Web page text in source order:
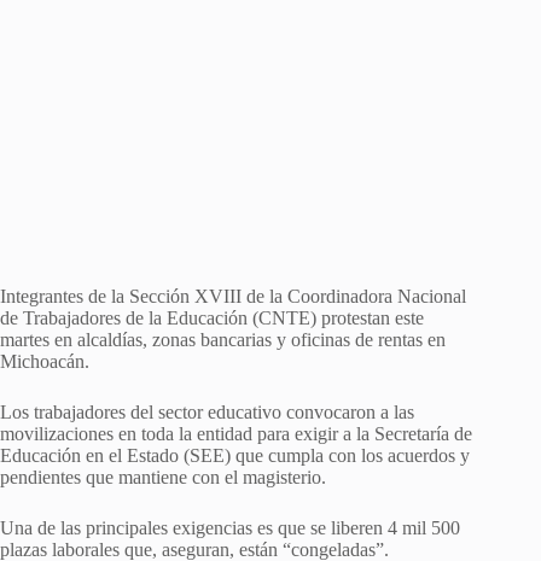
Integrantes de la Sección XVIII de la Coordinadora Nacional
de Trabajadores de la Educación (CNTE) protestan este
martes en alcaldías, zonas bancarias y oficinas de rentas en
Michoacán.
Los trabajadores del sector educativo convocaron a las
movilizaciones en toda la entidad para exigir a la Secretaría de
Educación en el Estado (SEE) que cumpla con los acuerdos y
pendientes que mantiene con el magisterio.
Una de las principales exigencias es que se liberen 4 mil 500
plazas laborales que, aseguran, están “congeladas”.